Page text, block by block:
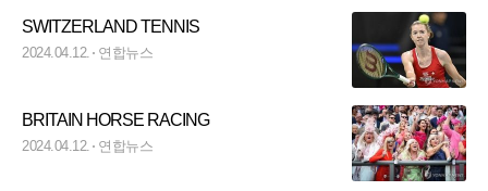
SWITZERLAND TENNIS
2024.04.12. 연합뉴스
BRITAIN HORSE RACING
2024.04.12. 연합뉴스